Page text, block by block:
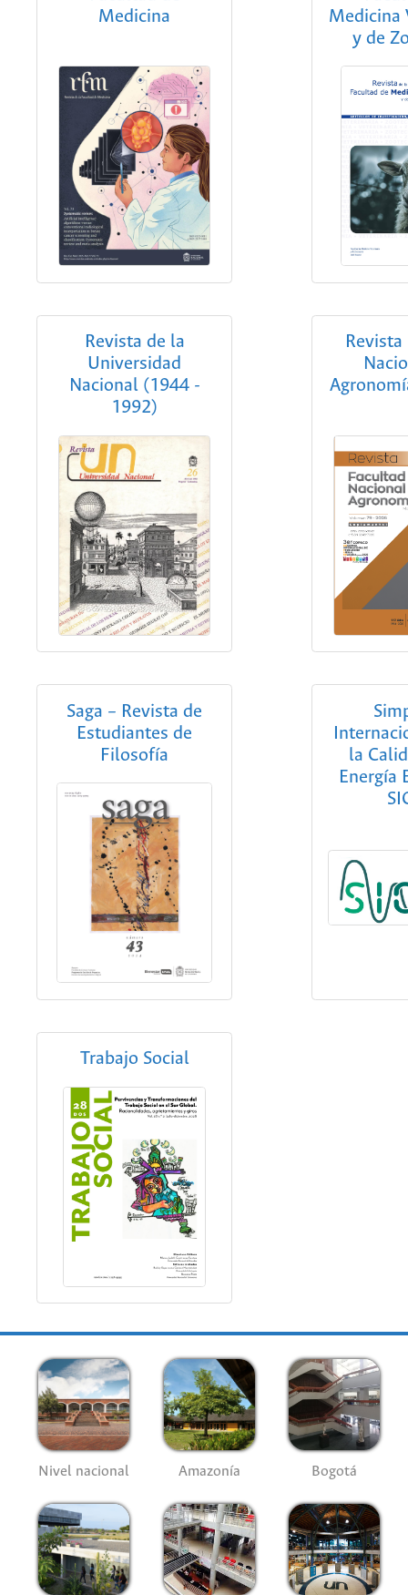
Medicina
Medicina
y de
Revista de la
Universidad
Nacional (1944 -
1992)
Saga – Revista de
Estudiantes de
Filosofía
la
Energía
Trabajo Social
Nivel nacional Amazonía Bogotá